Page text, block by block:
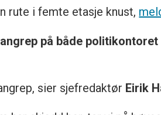
rute i femte etasje knust,
på både
sier sjefredaktør Eirik